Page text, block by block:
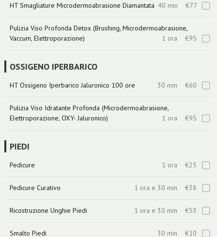
HT Smagliature Microdermoabrasione Diamantata 40 min €77
Pulizia Viso Profonda Detox (Brushing, Microdermoabrasione,
Vaccum, Elettroporazione)
1 ora €95
OSSIGENO IPERBARICO
HT Ossigeno Iperbarico Jaluronico 100 ore 30 min €60
Pulizia Viso Idratante Profonda (Microdermoabrasione,
Elettroporazione, OXY- Jaluronico)
1 ora €95
PIEDI
Pedicure 1 ora €25
Pedicure Curativo 1 ora e 30 min €38
Ricostruzione Unghie Piedi 1 ora e 30 min €53
Smalto Piedi 30 min €10